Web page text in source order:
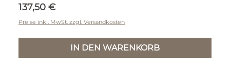
Regulärer Preis:
137,50 €
Preise inkl. MwSt. zzgl. Versandkosten
IN DEN WARENKORB